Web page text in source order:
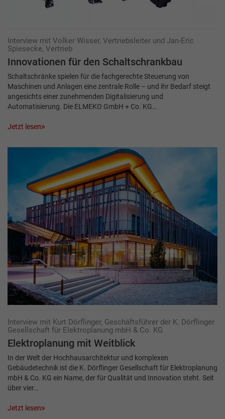
Interview mit Volker Wisser, Vertriebsleiter und Jan-Eric
Spiesecke, Vertrieb
Innovationen für den Schaltschrankbau
Schaltschränke spielen für die fachgerechte Steuerung von
Maschinen und Anlagen eine zentrale Rolle – und ihr Bedarf steigt
angesichts einer zunehmenden Digitalisierung und
Automatisierung. Die ELMEKO GmbH + Co. KG…
Jetzt lesen
Interview mit Kurt Dörflinger, Geschäftsführer der K. Dörflinger
Gesellschaft für Elektroplanung mbH & Co. KG
Elektroplanung mit Weitblick
In der Welt der Hochhausarchitektur und komplexen
Gebäudetechnik ist die K. Dörflinger Gesellschaft für Elektroplanung
mbH & Co. KG ein Name, der für Qualität und Innovation steht. Seit
über vier…
Jetzt lesen